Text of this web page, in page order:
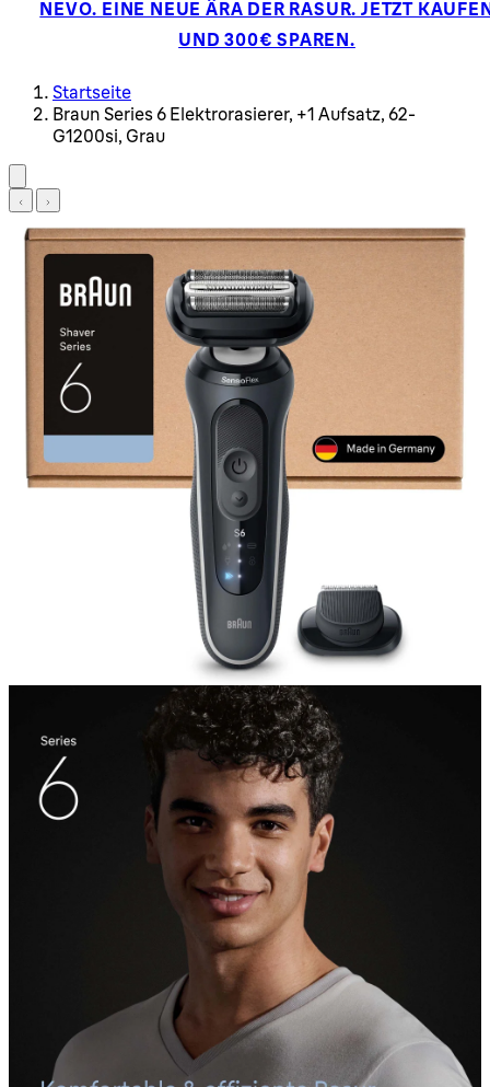
NEVO. EINE NEUE ÄRA DER RASUR. JETZT
UND 300€ SPAREN.
Startseite
Braun Series 6 Elektrorasierer, +1 Aufsatz, 62-
G1200si, Grau